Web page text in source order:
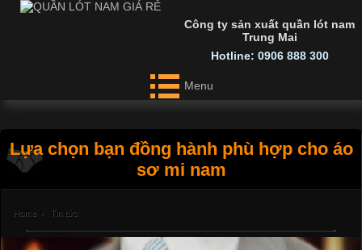
Công ty sản xuất quần lót nam
Trung Mai
Hotline: 0906 888 300
Menu
Lựa chọn bạn đồng hành phù hợp cho áo
sơ mi nam
Home › Tin tức